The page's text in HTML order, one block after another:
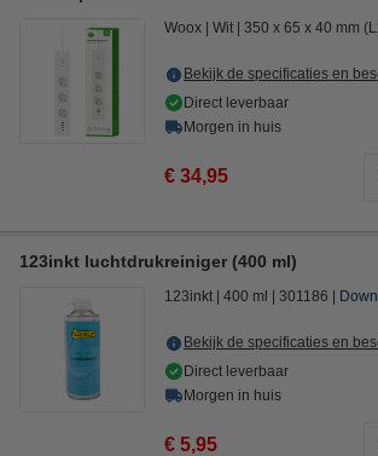
Woox Wit 350 x 65 x 40 mm
Bekijk de specificaties en
Direct leverbaar
Morgen in huis
€ 34,95
123inkt luchtdrukreiniger (400 ml)
123inkt 400 ml 301186
Bekijk de specificaties en
Direct leverbaar
Morgen in huis
€ 5,95